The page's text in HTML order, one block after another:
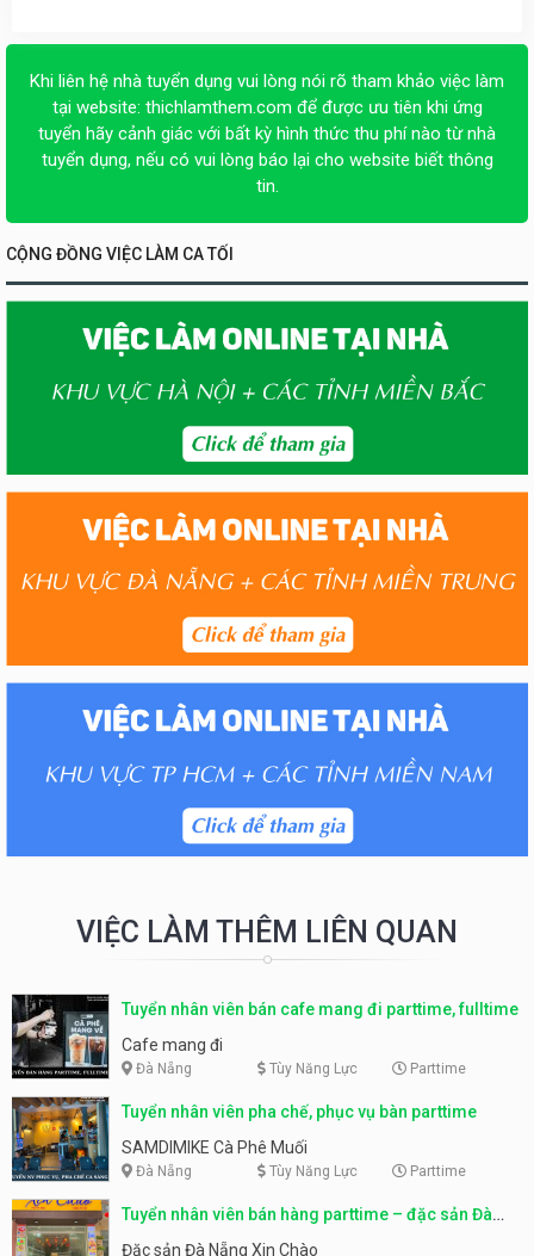
Khi liên hệ nhà tuyển dụng vui lòng nói rõ tham khảo việc làm
tại website: thichlamthem.com để được ưu tiên khi ứng
tuyển hãy cảnh giác với bất kỳ hình thức thu phí nào từ nhà
tuyển dụng, nếu có vui lòng báo lại cho website biết thông
tin.
CỘNG ĐỒNG VIỆC LÀM CA TỐI
VIỆC LÀM THÊM LIÊN QUAN
Tuyển nhân viên bán cafe mang đi parttime, fulltime
Cafe mang đi
Đà Nẵng Tùy Năng Lực Parttime
Tuyển nhân viên pha chế, phục vụ bàn parttime
SAMDIMIKE Cà Phê Muối
Đà Nẵng Tùy Năng Lực Parttime
Tuyển nhân viên bán hàng parttime – đặc sản Đà
Nẵng
Đặc sản Đà Nẵng Xin Chào